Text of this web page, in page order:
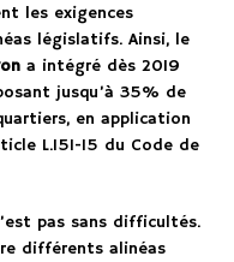
les exigences
législatifs. Ainsi, le
a intégré dès 2019
jusqu’à 35% de
en application
L.151-15 du Code de
pas sans difficultés.
différents alinéas